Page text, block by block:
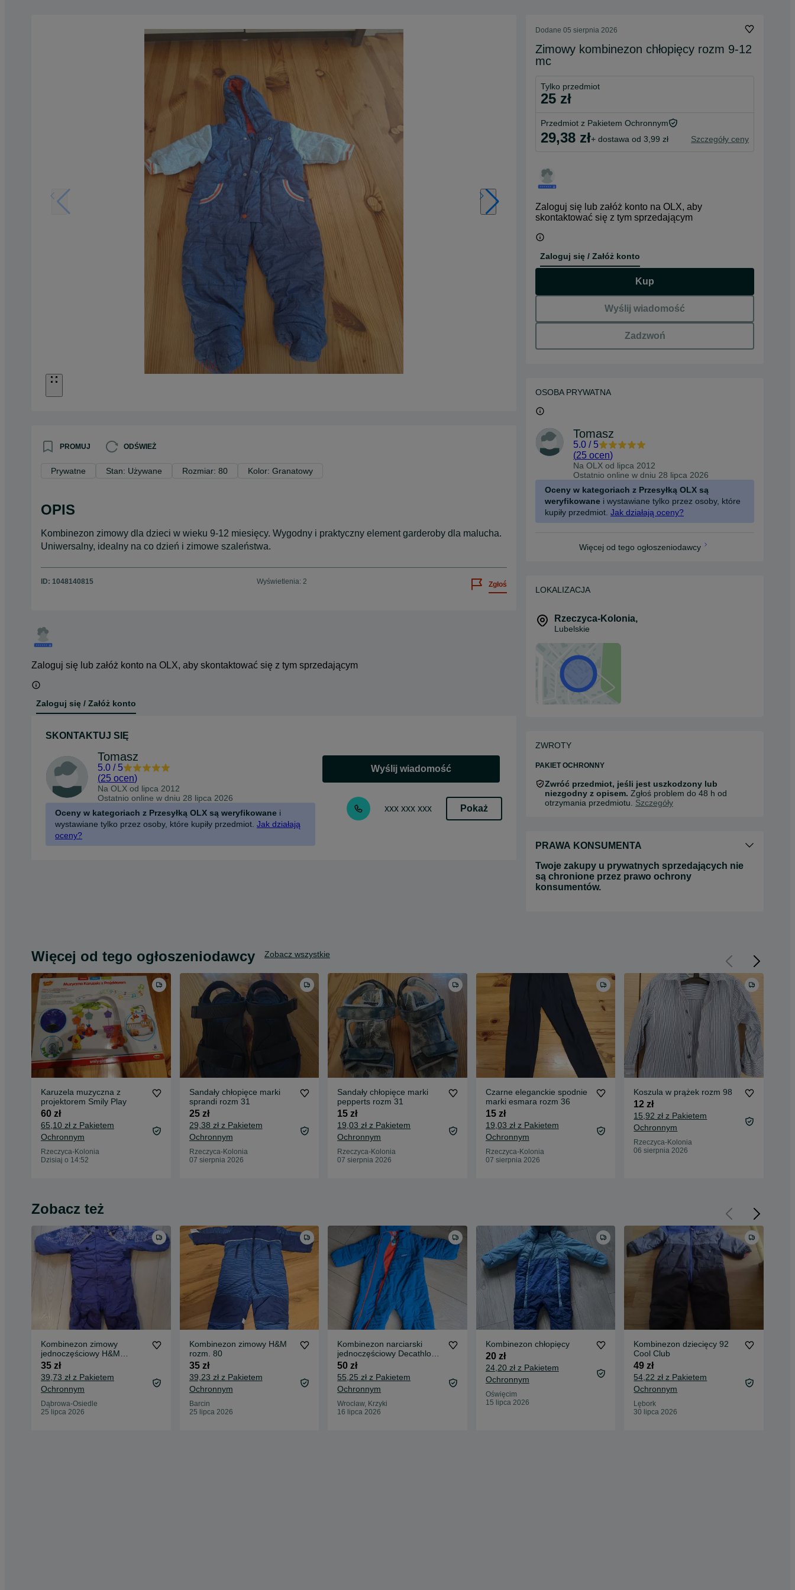
PROMUJ ODŚWIEŻ
Prywatne Stan: Używane Rozmiar: 80 Kolor: Granatowy
OPIS
Kombinezon zimowy dla dzieci w wieku 9-12 miesięcy. Wygodny i praktyczny element garderoby dla malucha.
Uniwersalny, idealny na co dzień i zimowe szaleństwa.
ID: 1048140815 Wyświetlenia: 2 Zgłoś
Zaloguj się lub załóż konto na OLX, aby skontaktować się z tym sprzedającym
Zaloguj się / Załóż konto
SKONTAKTUJ SIĘ
Tomasz
5.0 / 5
(25 ocen)
Na OLX od lipca 2012
Ostatnio online w dniu 28 lipca 2026
Oceny w kategoriach z Przesyłką OLX są weryfikowane i
wystawiane tylko przez osoby, które kupiły przedmiot. Jak działają
oceny?
Wyślij wiadomość
xxx xxx xxx Pokaż
Dodane 05 sierpnia 2026
Zimowy kombinezon chłopięcy rozm 9-12
mc
Tylko przedmiot
25 zł
Przedmiot z Pakietem Ochronnym
29,38 zł+ dostawa od 3,99 zł Szczegóły ceny
Zaloguj się lub załóż konto na OLX, aby
skontaktować się z tym sprzedającym
Zaloguj się / Załóż konto
Kup
Wyślij wiadomość
Zadzwoń
OSOBA PRYWATNA
Tomasz
5.0 / 5
(25 ocen)
Na OLX od lipca 2012
Ostatnio online w dniu 28 lipca 2026
Oceny w kategoriach z Przesyłką OLX są
weryfikowane i wystawiane tylko przez osoby, które
kupiły przedmiot. Jak działają oceny?
Więcej od tego ogłoszeniodawcy
LOKALIZACJA
Rzeczyca-Kolonia,
Lubelskie
ZWROTY
PAKIET OCHRONNY
Zwróć przedmiot, jeśli jest uszkodzony lub
niezgodny z opisem. Zgłoś problem do 48 h od
otrzymania przedmiotu. Szczegóły
PRAWA KONSUMENTA
Twoje zakupy u prywatnych sprzedających nie
są chronione przez prawo ochrony
konsumentów.
Więcej od tego ogłoszeniodawcy Zobacz wszystkie
Karuzela muzyczna z
projektorem Smily Play
60 zł
65,10 zł z Pakietem
Ochronnym
Rzeczyca-Kolonia
Dzisiaj o 14:52
Sandały chłopięce marki
sprandi rozm 31
25 zł
29,38 zł z Pakietem
Ochronnym
Rzeczyca-Kolonia
07 sierpnia 2026
Sandały chłopięce marki
pepperts rozm 31
15 zł
19,03 zł z Pakietem
Ochronnym
Rzeczyca-Kolonia
07 sierpnia 2026
Czarne eleganckie spodnie
marki esmara rozm 36
15 zł
19,03 zł z Pakietem
Ochronnym
Rzeczyca-Kolonia
07 sierpnia 2026
Koszula w prążek rozm 98
12 zł
15,92 zł z Pakietem
Ochronnym
Rzeczyca-Kolonia
06 sierpnia 2026
Zobacz też
Kombinezon zimowy
jednoczęściowy H&M
rozm.92
35 zł
39,73 zł z Pakietem
Ochronnym
Dąbrowa-Osiedle
25 lipca 2026
Kombinezon zimowy H&M
rozm. 80
35 zł
39,23 zł z Pakietem
Ochronnym
Barcin
25 lipca 2026
Kombinezon narciarski
jednoczęściowy Decathlon
Wedze rozmiar 82-88
50 zł
55,25 zł z Pakietem
Ochronnym
Wrocław, Krzyki
16 lipca 2026
Kombinezon chłopięcy
20 zł
24,20 zł z Pakietem
Ochronnym
Oświęcim
15 lipca 2026
Kombinezon dziecięcy 92
Cool Club
49 zł
54,22 zł z Pakietem
Ochronnym
Lębork
30 lipca 2026